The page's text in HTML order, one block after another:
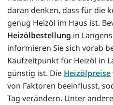
daran denken, dass für die
genug Heizöl im Haus ist.
Heizölbestellung in
informieren Sie sich vorab
Kaufzeitpunkt für Heizöl in
günstig ist. Die Heizölpreise
von Faktoren beeinflusst,
Tag verändern. Unter